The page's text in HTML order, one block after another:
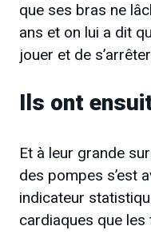
que ses bras ne
ans et on lui a dit
jouer et de
Ils ont
Et à leur grande
des pompes s’est
indicateur
cardiaques que